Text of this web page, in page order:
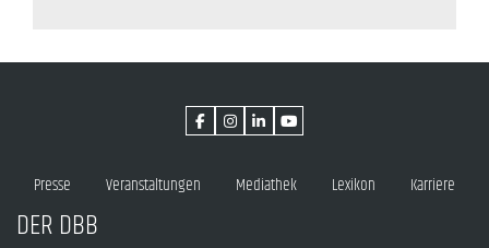
Presse Veranstaltungen Mediathek Lexikon Karriere
DER DBB